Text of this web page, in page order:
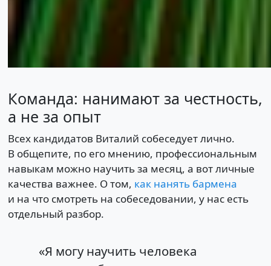
Команда: нанимают за честность,
а не за опыт
Всех кандидатов Виталий собеседует лично.
В общепите, по его мнению, профессиональным
навыкам можно научить за месяц, а вот личные
качества важнее. О том, как нанять бармена
и на что смотреть на собеседовании, у нас есть
отдельный разбор.
«Я могу научить человека